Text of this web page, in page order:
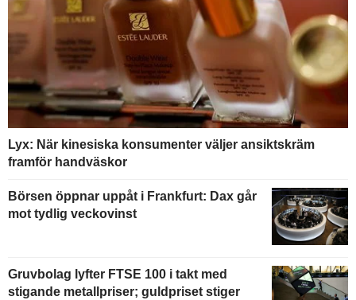
Lyx: När kinesiska konsumenter väljer ansiktskräm
framför handväskor
Börsen öppnar uppåt i Frankfurt: Dax går
mot tydlig veckovinst
Gruvbolag lyfter FTSE 100 i takt med
stigande metallpriser; guldpriset stiger